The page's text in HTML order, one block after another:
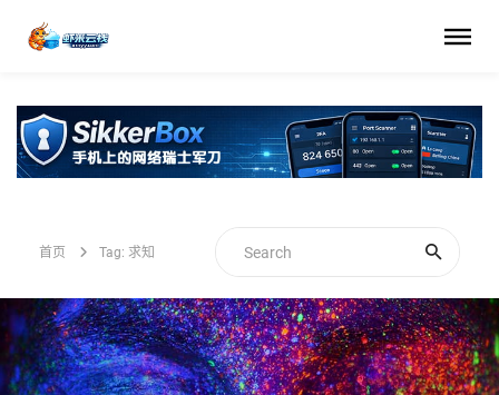
首页 Tag: 求知